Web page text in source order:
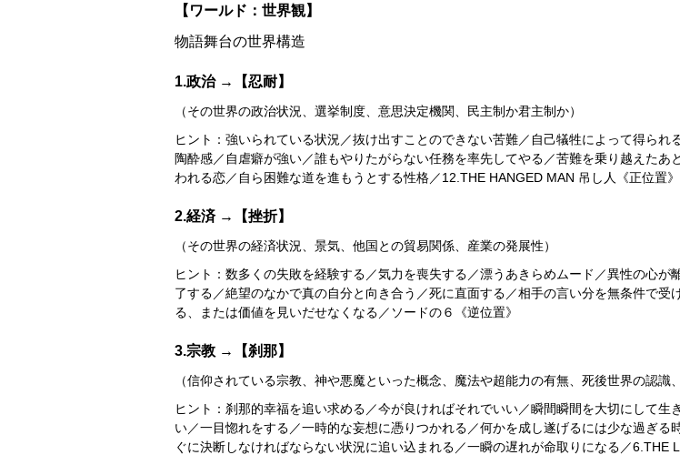
【ワールド：世界観】
物語舞台の世界構造
1.政治 →【忍耐】
（その世界の政治状況、選挙制度、意思決定機関、民主制か君主制か）
ヒント：強いられている状況／抜け出すことのできない苦難／自己犠牲によって得ら
陶酔感／自虐癖が強い／誰もやりたがらない任務を率先してやる／苦難を乗り越えた
われる恋／自ら困難な道を進もうとする性格／12.THE HANGED MAN 吊し人《正位置》
2.経済 →【挫折】
（その世界の経済状況、景気、他国との貿易関係、産業の発展性）
ヒント：数多くの失敗を経験する／気力を喪失する／漂うあきらめムード／異性の心
了する／絶望のなかで真の自分と向き合う／死に直面する／相手の言い分を無条件で
る、または価値を見いだせなくなる／ソードの６《逆位置》
3.宗教 →【刹那】
（信仰されている宗教、神や悪魔といった概念、魔法や超能力の有無、死後世界の認識
ヒント：刹那的幸福を追い求める／今が良ければそれでいい／瞬間瞬間を大切にして
い／一目惚れをする／一時的な妄想に憑りつかれる／何かを成し遂げるには少な過ぎ
ぐに決断しなければならない状況に追い込まれる／一瞬の遅れが命取りになる／6.THE